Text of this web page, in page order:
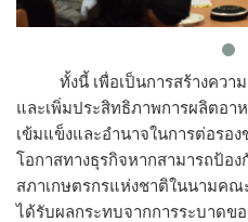
ทั้งนี้ เพื่อเป็นการสร้างความ
และเพิ่มประสิทธิภาพการผลิตอา
เข้มแข็งและอำนาจในการต่อรอ
โอกาสทางธุรกิจหากสามารถป้อ
สภาเกษตรกรแห่งชาติในนามค
ได้รับผลกระทบจากการระบาดข